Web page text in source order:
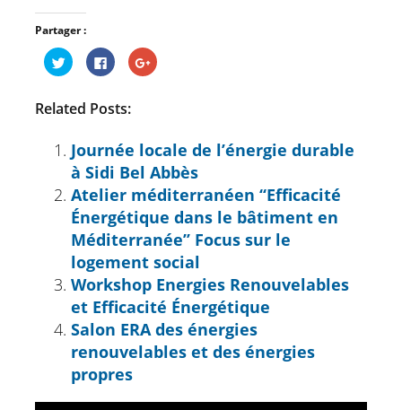
Partager :
Cliquez
pour
partager
Twitter(ouvre
dans
fenêtre)
Cliquez
pour
partager
Facebook(ouvre
dans
fenêtre)
Cliquez
pour
nouvelle
fenêtre)
Related Posts:
Journée locale de l’énergie durable
à Sidi Bel Abbès
Atelier méditerranéen ‘‘Efficacité
Énergétique dans le bâtiment en
Méditerranée’’ Focus sur le
logement social
Workshop Energies Renouvelables
et Efficacité Énergétique
Salon ERA des énergies
renouvelables et des énergies
propres